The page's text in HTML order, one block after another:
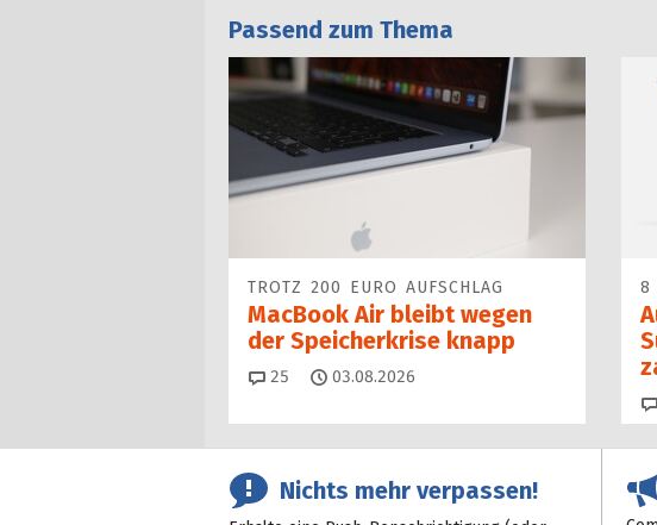
Passend zum Thema
TROTZ 200 EURO AUFSCHLAG
MacBook Air bleibt wegen
der Speicherkrise knapp
25 Kommentare
03.08.2026
8
Nichts mehr verpassen!